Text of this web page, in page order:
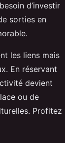
d’investir
sorties en
les liens mais
En réservant
devient
ou de
Profitez